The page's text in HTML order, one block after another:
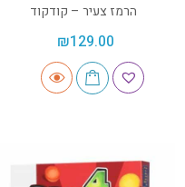
הרמז צעיר – קודקוד
₪129.00